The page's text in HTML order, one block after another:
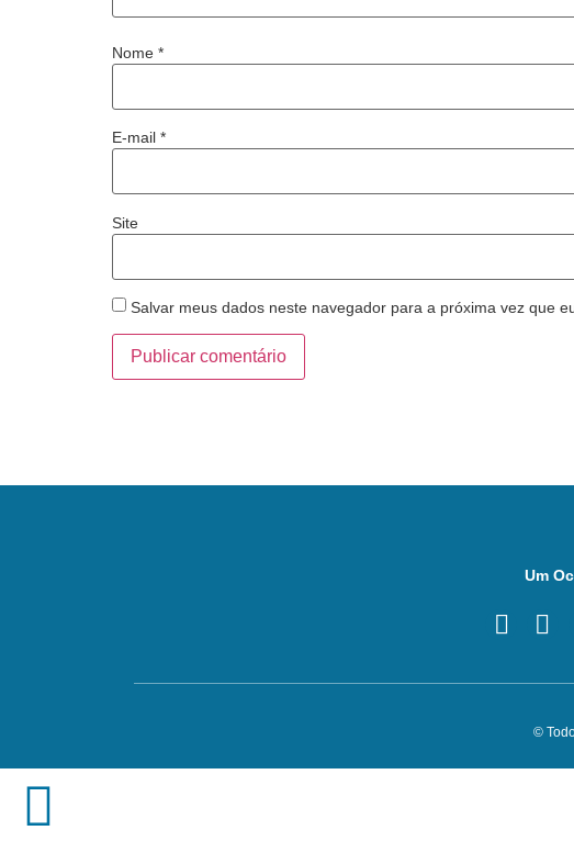
Nome *
E-mail *
Site
Salvar meus dados neste navegador para a próxima vez que
Um
©